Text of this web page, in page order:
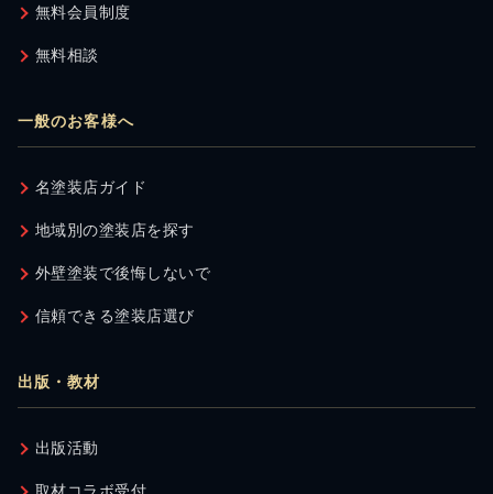
無料会員制度
無料相談
一般のお客様へ
名塗装店ガイド
地域別の塗装店を探す
外壁塗装で後悔しないで
信頼できる塗装店選び
出版・教材
出版活動
取材コラボ受付